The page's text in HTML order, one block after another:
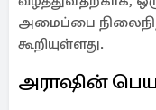
அமைப்பை
கூறியுள்ளது.
அராஷின்